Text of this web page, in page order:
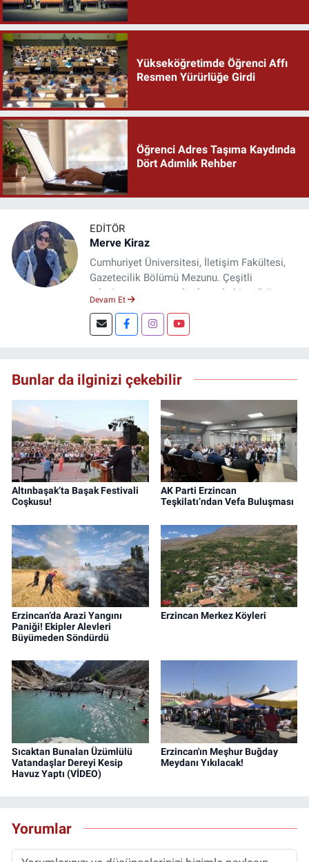
Yükseköğretimde Öğrenci Affı
Resmen Yürürlüğe Girdi
Öğrenci Adres Taşıma Kaydında
Dört Adımlık Rehber
EDITÖR
Merve Kiraz
Cumhuriyet Üniversitesi, İletişim Fakültesi,
Gazetecilik Bölümü Mezunu. Çeşitli
televizyon ve gazetelerde muhabir, editör,
Şuan, www.dogugazetesi.com adlı haber
sitesinin Yazı İşleri Müdürlüğünü yürütmekte.
Devam Et
Bunlar da ilginizi çekebilir
Altınbaşak’ta Başak Festivali
Coşkusu!
AK Parti Erzincan
Teşkilatı’ndan Vefa Buluşması
Erzincan’da Arazi Yangını
Paniği! Ekipler Alevleri
Büyümeden Söndürdü
Erzincan Merkez Köyleri
Sıcaktan Bunalan Üzümlülü
Vatandaşlar Dereyi Kesip
Havuz Yaptı (VİDEO)
Erzincan'ın Meşhur Buğday
Meydanı Yıkılacak!
Yorumlar